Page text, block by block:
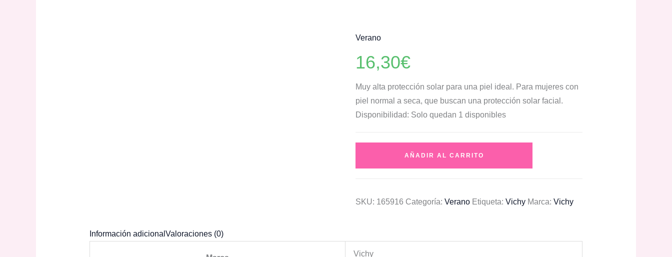
Verano
16,30€
Muy alta protección solar para una piel ideal. Para mujeres con
piel normal a seca, que buscan una protección solar facial.
Disponibilidad: Solo quedan 1 disponibles
Crema
AÑADIR AL CARRITO
SKU: 165916 Categoría:Verano Etiqueta:Vichy Marca:Vichy
Información adicional Valoraciones (0)
Vichy